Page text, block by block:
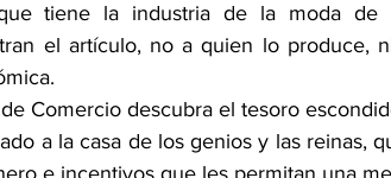
tiene la industria de la moda de
el artículo, no a quien lo produce,
Comercio descubra el tesoro
a la casa de los genios y las reinas,
e incentivos que les permitan una